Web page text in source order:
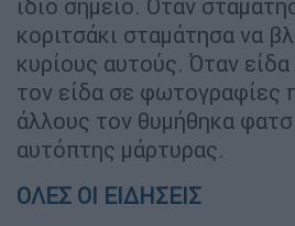
ίδιο σημείο. Όταν
κοριτσάκι σταμάτησα να
κυρίους αυτούς. Όταν
τον είδα σε φωτογραφίες
άλλους τον θυμήθηκα
αυτόπτης μάρτυρας.
ΟΛΕΣ ΟΙ ΕΙΔΗΣΕΙΣ